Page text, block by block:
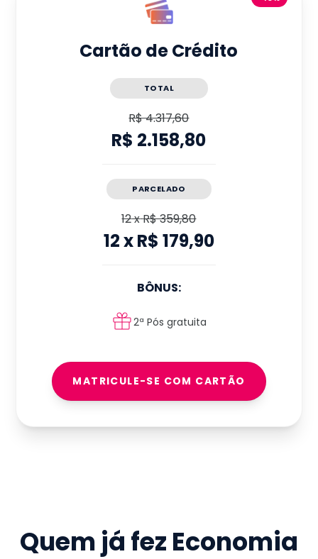
Cartão de Crédito
TOTAL
R$ 4.317,60
R$ 2.158,80
PARCELADO
12xR$ 359,80
12xR$ 179,90
BÔNUS:
2ª Pós gratuita
MATRICULE-SE COM CARTÃO
Quem já fez Economia